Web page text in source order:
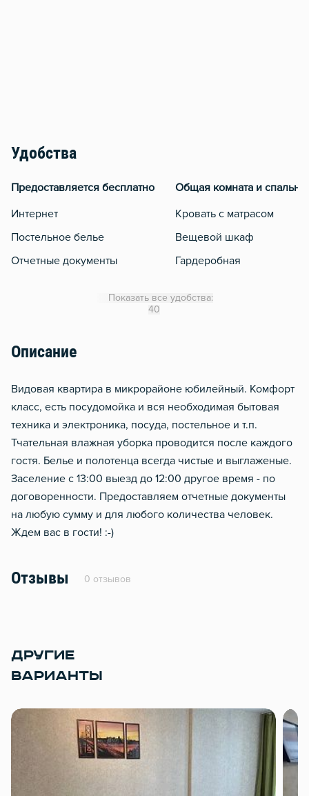
Удобства
Предоставляется бесплатно
Интернет
Постельное белье
Отчетные документы
Общая комната и спальня
Кровать с матрасом
Вещевой шкаф
Гардеробная
Балкон
Москитная сеть
Стол, рабочее место
Тапочки
Чистящие средства
Показать все удобства:
40
Описание
Видовая квартира в микрорайоне юбилейный. Комфорт
класс, есть посудомойка и вся необходимая бытовая
техника и электроника, посуда, постельное и т.п.
Тчательная влажная уборка проводится после каждого
гостя. Белье и полотенца всегда чистые и выглаженые.
Заселение с 13:00 выезд до 12:00 другое время - по
договоренности. Предоставляем отчетные документы
на любую сумму и для любого количества человек.
Ждем вас в гости! :-)
Отзывы 0 отзывов
ДРУГИЕ
ВАРИАНТЫ